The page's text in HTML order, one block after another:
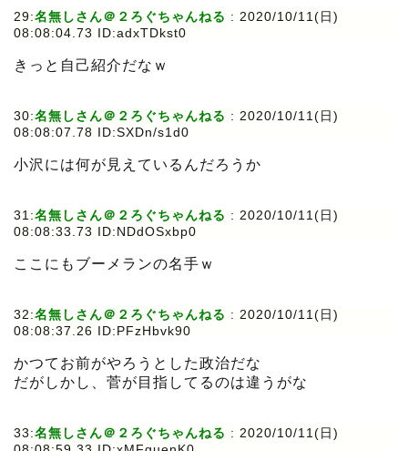
29:名無しさん＠２ろぐちゃんねる : 2020/10/11(日)
08:08:04.73 ID:adxTDkst0
きっと自己紹介だなｗ
30:名無しさん＠２ろぐちゃんねる : 2020/10/11(日)
08:08:07.78 ID:SXDn/s1d0
小沢には何が見えているんだろうか
31:名無しさん＠２ろぐちゃんねる : 2020/10/11(日)
08:08:33.73 ID:NDdOSxbp0
ここにもブーメランの名手ｗ
32:名無しさん＠２ろぐちゃんねる : 2020/10/11(日)
08:08:37.26 ID:PFzHbvk90
かつてお前がやろうとした政治だな
だがしかし、菅が目指してるのは違うがな
33:名無しさん＠２ろぐちゃんねる : 2020/10/11(日)